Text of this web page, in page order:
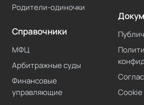
Родители-одиночки
Справочники
МФЦ
Арбитражные суды
Финансовые
управляющие
Cookie